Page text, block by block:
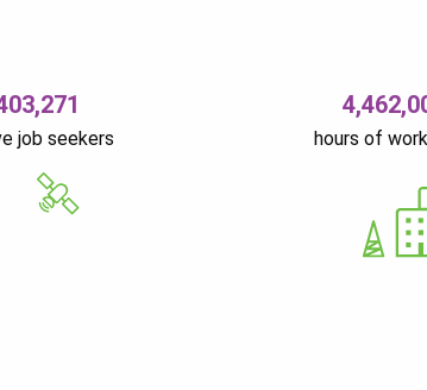
job seekers hours of